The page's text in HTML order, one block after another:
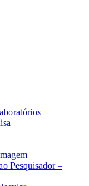
Pesquisador –